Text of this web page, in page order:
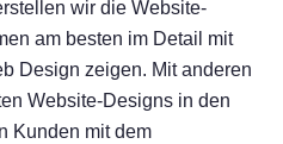
wir die Website-
am besten im Detail mit
Design zeigen. Mit anderen
Website-Designs in den
Kunden mit dem